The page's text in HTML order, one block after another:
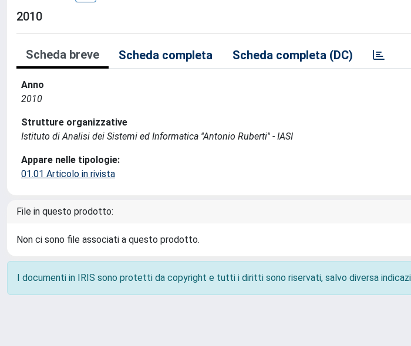
2010
Scheda breve Scheda completa Scheda completa (DC)
Anno
2010
Strutture organizzative
Istituto di Analisi dei Sistemi ed Informatica ''Antonio Ruberti'' - IASI
Appare nelle tipologie:
01.01 Articolo in rivista
File in questo prodotto:
Non ci sono file associati a questo prodotto.
I documenti in IRIS sono protetti da copyright e tutti i diritti sono riservati, salvo diversa